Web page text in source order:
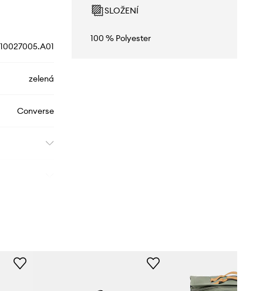
10027005.A01
zelená
Converse
SLOŽENÍ
100 % Polyester